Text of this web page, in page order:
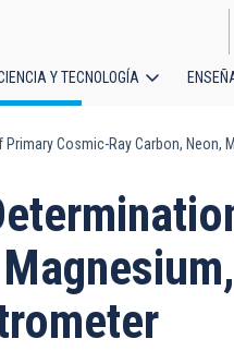
Y TECNOLOGÍA
Cosmic-Ray Carbon, Neon,